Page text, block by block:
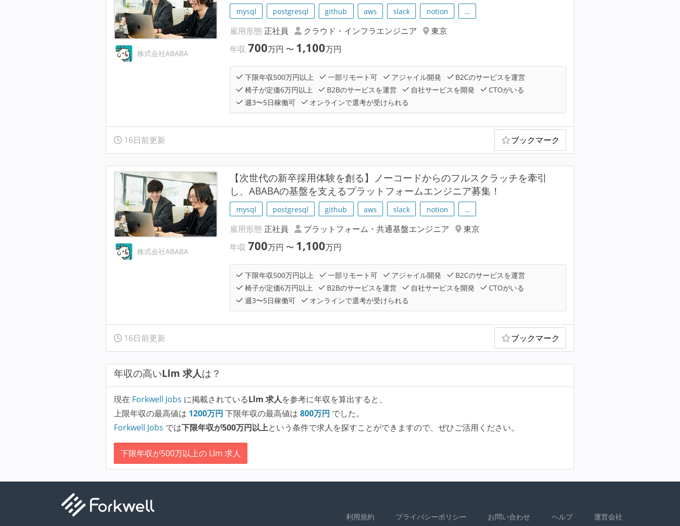
株式会社ABABA
mysql postgresql github aws slack notion …
雇用形態 正社員 クラウド・インフラエンジニア
東京
年収700万円 〜 1,100万円
下限年収500万円以上 一部リモート可 アジャイル開発
B2Cのサービスを運営
椅子が定価6万円以上
B2Bのサービスを運営 自社サービスを開発
CTOがいる
週3〜5日稼働可
オンラインで選考が受けられる
16日前更新 ブックマーク
株式会社ABABA
【次世代の新卒採用体験を創る】ノーコードからのフルスクラッチを牽引
し、ABABAの基盤を支えるプラットフォームエンジニア募集！
mysql postgresql github aws slack notion …
雇用形態 正社員 プラットフォーム・共通基盤エンジニア
東京
年収700万円 〜 1,100万円
下限年収500万円以上 一部リモート可 アジャイル開発
B2Cのサービスを運営
椅子が定価6万円以上
B2Bのサービスを運営 自社サービスを開発
CTOがいる
週3〜5日稼働可
オンラインで選考が受けられる
16日前更新 ブックマーク
年収の高いLlm 求人は？
現在 Forkwell Jobs に掲載されているLlm 求人を参考に年収を算出すると、
上限年収の最高値は 1200万円 下限年収の最高値は 800万円 でした。
Forkwell Jobs では下限年収が500万円以上という条件で求人を探すことができますので、ぜひご活用ください。
下限年収が500万以上の Llm 求人
利用規約 プライバシーポリシー お問い合わせ ヘルプ 運営会社